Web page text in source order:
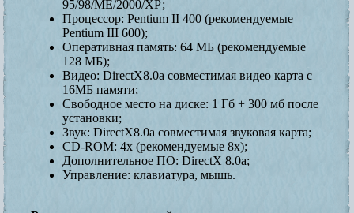
95/98/ME/2000/ХР;
Процессор: Pentium II 400 (рекомендуемые
Pentium III 600);
Оперативная память: 64 МБ (рекомендуемые
128 МБ);
Видео: DirectX8.0а совместимая видео карта с
16МБ памяти;
Свободное место на диске: 1 Гб + 300 мб после
установки;
Звук: DirectX8.0а совместимая звуковая карта;
CD-ROM: 4х (рекомендуемые 8х);
Дополнительное ПО: DirectX 8.0а;
Управление: клавиатура, мышь.